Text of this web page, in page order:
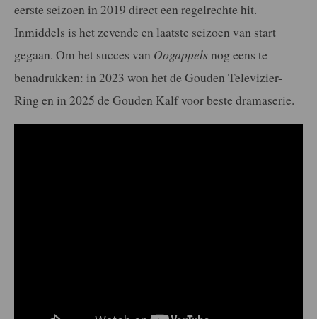
eerste seizoen in 2019 direct een regelrechte hit.
Inmiddels is het zevende en laatste seizoen van start
gegaan. Om het succes van Oogappelsnog eens te
benadrukken: in 2023 won het de Gouden Televizier-
Ring en in 2025 de Gouden Kalf voor beste dramaserie.